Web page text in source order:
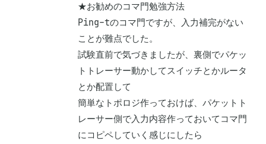
★お勧めのコマ門勉強方法
Ping-tのコマ門ですが、入力補完がない
ことが難点でした。
試験直前で気づきましたが、裏側でパケッ
トトレーサー動かしてスイッチとかルータ
とか配置して
簡単なトポロジ作っておけば、パケットト
レーサー側で入力内容作っておいてコマ門
にコピペしていく感じにしたら